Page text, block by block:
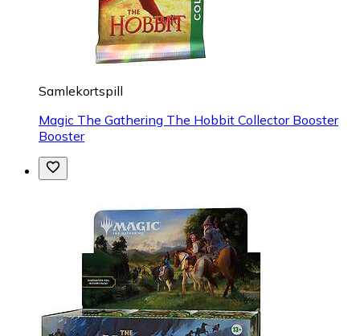
Samlekortspill
Magic The Gathering The Hobbit Collector Booster
Booster